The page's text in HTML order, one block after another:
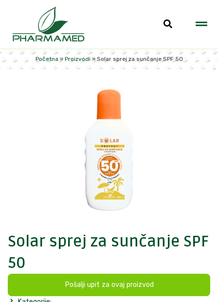
Početna » Proizvodi »Solar sprej za sunčanje SPF 50
Solar sprej za sunčanje SPF
50
Pošalji upit za ovaj proizvod